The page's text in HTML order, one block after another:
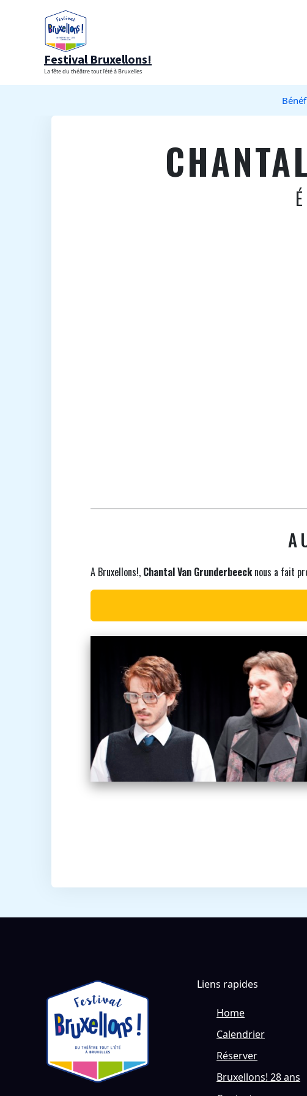
Festival Bruxellons!
La fête du théâtre tout l'été à Bruxelles
A Bruxellons!, Chantal Van Grunderbeecknous a fait
Liens rapides
Home
Calendrier
Réserver
Bruxellons! 28 ans